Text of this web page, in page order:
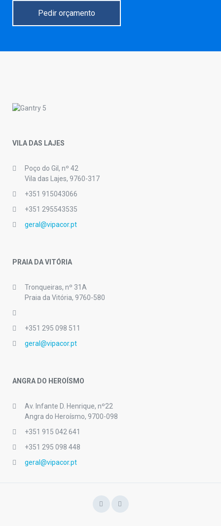
Pedir orçamento
VILA DAS LAJES
Poço do Gil, nº 42
Vila das Lajes, 9760-317
+351 915043066
+351 295543535
geral@vipacor.pt
PRAIA DA VITÓRIA
Tronqueiras, nº 31A
Praia da Vitória, 9760-580
+351 295 098 511
geral@vipacor.pt
ANGRA DO HEROÍSMO
Av. Infante D. Henrique, nº22
Angra do Heroísmo, 9700-098
+351 915 042 641
+351 295 098 448
geral@vipacor.pt